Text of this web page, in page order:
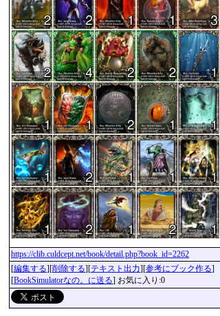
https://clib.culdcept.net/book/detail.php?book_id=2262
[編集する][削除する][テキスト出力][参考にブック作る]
[BookSimulatorなの。に送る] お気に入り:0